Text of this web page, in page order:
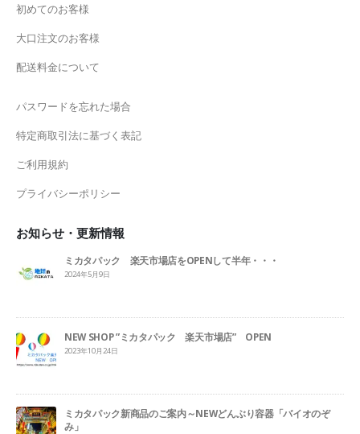
初めてのお客様
大口注文のお客様
配送料金について
パスワードを忘れた場合
特定商取引法に基づく表記
ご利用規約
プライバシーポリシー
お知らせ・更新情報
ミカタパック 楽天市場店をOPENして半年・・・
2024年5月9日
NEW SHOP ”ミカタパック 楽天市場店” OPEN
2023年10月24日
ミカタパック新商品のご案内～NEWどんぶり容器「バイオのぞ
み」